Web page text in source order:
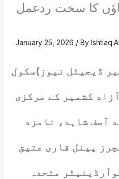
کا سخت ردعمل
January 25, 2026 / By
ڈیجیٹل نیوز)سکول
کشمیر کے مرکزی
آصف شاہد، نامزد
پینل قاری عتیق
متحدہ